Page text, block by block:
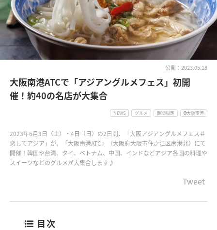
公開：2023.05.18
大阪南港ATCで「アジアングルメフェス」初開
催！約40の名店が大集合
NEWS グルメ 期間限定 大阪南港
2023年6月3日（土）・4日（日）の2日間、「大阪アジアングルメフェス＃
恋してアジア」が、「大阪南港ATC」（大阪府大阪市住之江区南港北）にて
開催！韓国や台湾、タイ、ベトナム、中国、インドなどアジア各国の料理や
スイーツなどのグルメが大集合します♪
Tweet
目次